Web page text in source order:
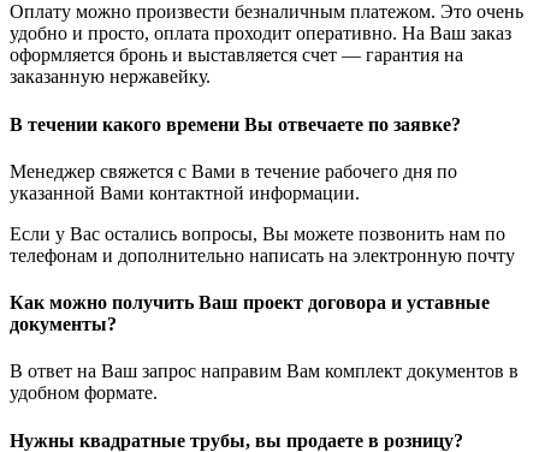
Оплату можно произвести безналичным платежом. Это очень
удобно и просто, оплата проходит оперативно. На Ваш заказ
оформляется бронь и выставляется счет — гарантия на
заказанную нержавейку.
В течении какого времени Вы отвечаете по заявке?
Менеджер свяжется с Вами в течение рабочего дня по
указанной Вами контактной информации.
Если у Вас остались вопросы, Вы можете позвонить нам по
телефонам и дополнительно написать на электронную почту
Как можно получить Ваш проект договора и уставные
документы?
В ответ на Ваш запрос направим Вам комплект документов в
удобном формате.
Нужны квадратные трубы, вы продаете в розницу?